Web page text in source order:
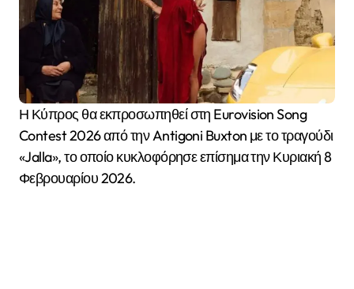
Η Κύπρος θα εκπροσωπηθεί στη Eurovision Song
Contest 2026 από την Antigoni Buxton με το τραγούδι
«Jalla», το οποίο κυκλοφόρησε επίσημα την Κυριακή 8
Φεβρουαρίου 2026.